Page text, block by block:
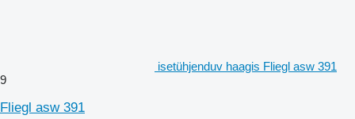
isetühjenduv haagis Fliegl asw 391
9
Fliegl asw 391